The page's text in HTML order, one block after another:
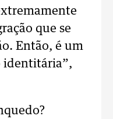
que se
Então, é um
identitária”,